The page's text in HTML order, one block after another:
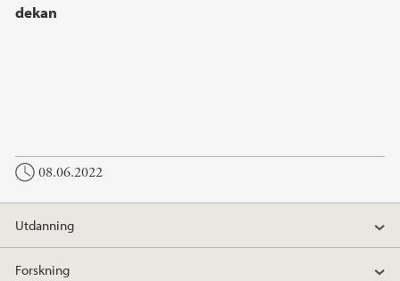
dekan
08.06.2022
Utdanning
Forskning